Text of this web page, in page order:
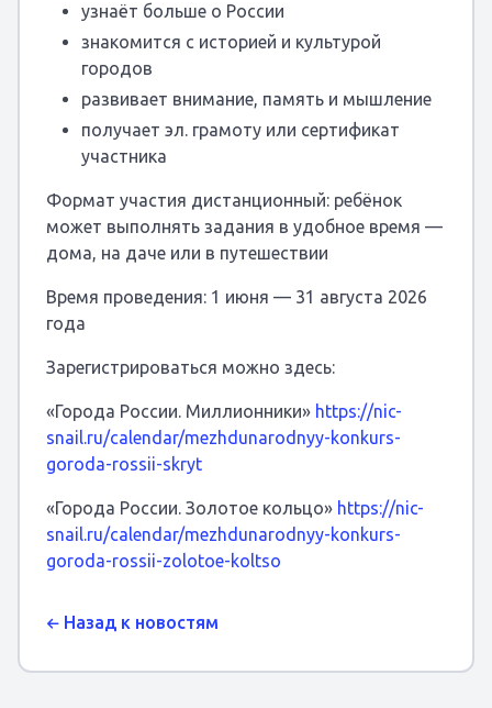
узнаёт больше о России
знакомится с историей и культурой
городов
развивает внимание, память и мышление
получает эл. грамоту или сертификат
участника
Формат участия дистанционный: ребёнок
может выполнять задания в удобное время —
дома, на даче или в путешествии
Время проведения: 1 июня — 31 августа 2026
года
Зарегистрироваться можно здесь:
«Города России. Миллионники» https://nic-
snail.ru/calendar/mezhdunarodnyy-konkurs-
goroda-rossii-skryt
«Города России. Золотое кольцо» https://nic-
snail.ru/calendar/mezhdunarodnyy-konkurs-
goroda-rossii-zolotoe-koltso
Назад к новостям